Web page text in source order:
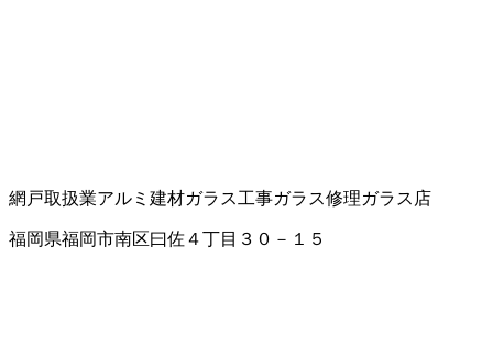
網戸取扱業アルミ建材ガラス工事ガラス修理ガラス店
福岡県福岡市南区曰佐４丁目３０－１５